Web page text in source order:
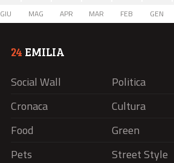
GIU MAG APR MAR FEB GEN
24 EMILIA
Social Wall
Politica
Cronaca
Cultura
Food
Green
Pets
Street Style